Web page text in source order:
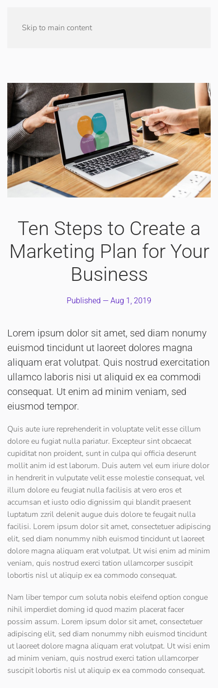
Skip to main content
Ten Steps to Create a
Marketing Plan for Your
Business
Published — Aug 1, 2019
Lorem ipsum dolor sit amet, sed diam nonumy
euismod tincidunt ut laoreet dolores magna
aliquam erat volutpat. Quis nostrud exercitation
ullamco laboris nisi ut aliquid ex ea commodi
consequat. Ut enim ad minim veniam, sed
eiusmod tempor.
Quis aute iure reprehenderit in voluptate velit esse cillum
dolore eu fugiat nulla pariatur. Excepteur sint obcaecat
cupiditat non proident, sunt in culpa qui officia deserunt
mollit anim id est laborum. Duis autem vel eum iriure dolor
in hendrerit in vulputate velit esse molestie consequat, vel
illum dolore eu feugiat nulla facilisis at vero eros et
accumsan et iusto odio dignissim qui blandit praesent
luptatum zzril delenit augue duis dolore te feugait nulla
facilisi. Lorem ipsum dolor sit amet, consectetuer adipiscing
elit, sed diam nonummy nibh euismod tincidunt ut laoreet
dolore magna aliquam erat volutpat. Ut wisi enim ad minim
veniam, quis nostrud exerci tation ullamcorper suscipit
lobortis nisl ut aliquip ex ea commodo consequat.
Nam liber tempor cum soluta nobis eleifend option congue
nihil imperdiet doming id quod mazim placerat facer
possim assum. Lorem ipsum dolor sit amet, consectetuer
adipiscing elit, sed diam nonummy nibh euismod tincidunt
ut laoreet dolore magna aliquam erat volutpat. Ut wisi enim
ad minim veniam, quis nostrud exerci tation ullamcorper
suscipit lobortis nisl ut aliquip ex ea commodo consequat.